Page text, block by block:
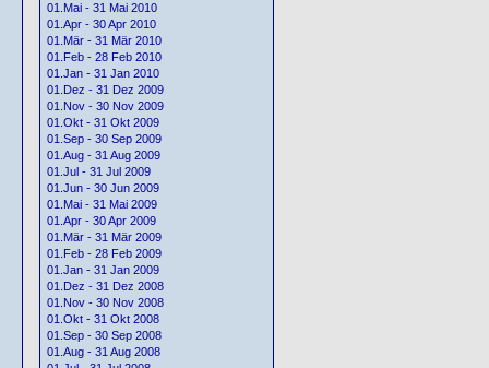
01.Mai - 31 Mai 2010
01.Apr - 30 Apr 2010
01.Mär - 31 Mär 2010
01.Feb - 28 Feb 2010
01.Jan - 31 Jan 2010
01.Dez - 31 Dez 2009
01.Nov - 30 Nov 2009
01.Okt - 31 Okt 2009
01.Sep - 30 Sep 2009
01.Aug - 31 Aug 2009
01.Jul - 31 Jul 2009
01.Jun - 30 Jun 2009
01.Mai - 31 Mai 2009
01.Apr - 30 Apr 2009
01.Mär - 31 Mär 2009
01.Feb - 28 Feb 2009
01.Jan - 31 Jan 2009
01.Dez - 31 Dez 2008
01.Nov - 30 Nov 2008
01.Okt - 31 Okt 2008
01.Sep - 30 Sep 2008
01.Aug - 31 Aug 2008